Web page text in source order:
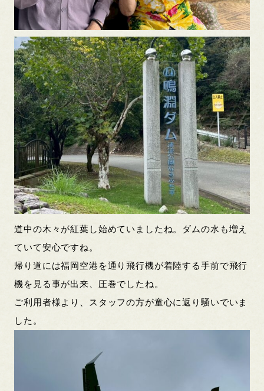
道中の木々が紅葉し始めていましたね。ダムの水も増え
ていて安心ですね。
帰り道には福岡空港を通り飛行機が着陸する手前で飛行
機を見る事が出来、圧巻でしたね。
ご利用者様より、スタッフの方が童心に返り騒いでいま
した。